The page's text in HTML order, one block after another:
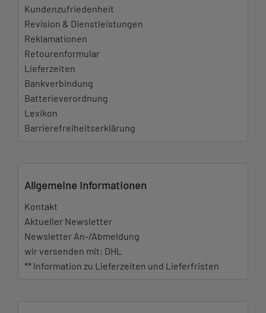
Kundenzufriedenheit
Revision & Dienstleistungen
Reklamationen
Retourenformular
Lieferzeiten
Bankverbindung
Batterieverordnung
Lexikon
Barrierefreiheitserklärung
Allgemeine Informationen
Kontakt
Aktueller Newsletter
Newsletter An-/Abmeldung
wir versenden mit: DHL
** Information zu Lieferzeiten und Lieferfristen